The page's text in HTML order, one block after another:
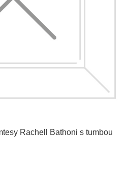
Rachell Bathoni s tumbou